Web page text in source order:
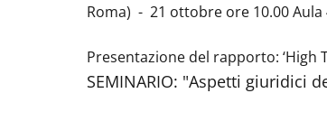
Roma) - 21 ottobre ore 10.00 Aula
Presentazione del rapporto: ‘High
SEMINARIO: "Aspetti giuridici